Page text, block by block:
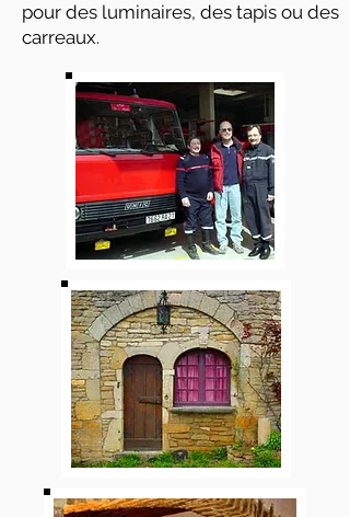
pour des luminaires, des tapis ou des
carreaux.